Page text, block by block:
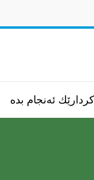
كردارێك ئه‌نجام بده‌